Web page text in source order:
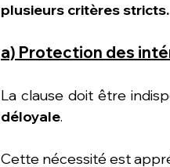
plusieurs critères stricts.
a) Protection des
La clause doit être
déloyale.
Cette nécessité est